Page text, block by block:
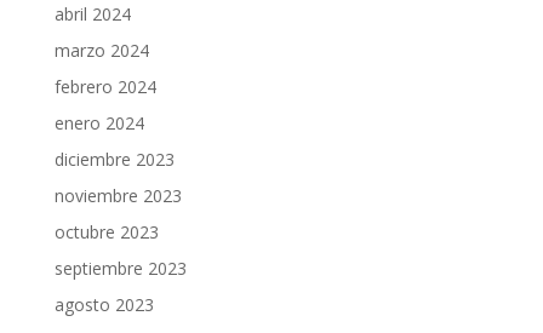
abril 2024
marzo 2024
febrero 2024
enero 2024
diciembre 2023
noviembre 2023
octubre 2023
septiembre 2023
agosto 2023